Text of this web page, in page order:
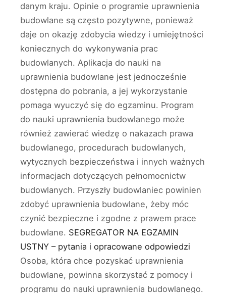
danym kraju. Opinie o programie uprawnienia
budowlane są często pozytywne, ponieważ
daje on okazję zdobycia wiedzy i umiejętności
koniecznych do wykonywania prac
budowlanych. Aplikacja do nauki na
uprawnienia budowlane jest jednocześnie
dostępna do pobrania, a jej wykorzystanie
pomaga wyuczyć się do egzaminu. Program
do nauki uprawnienia budowlanego może
również zawierać wiedzę o nakazach prawa
budowlanego, procedurach budowlanych,
wytycznych bezpieczeństwa i innych ważnych
informacjach dotyczących pełnomocnictw
budowlanych. Przyszły budowlaniec powinien
zdobyć uprawnienia budowlane, żeby móc
czynić bezpieczne i zgodne z prawem prace
budowlane. SEGREGATOR NA EGZAMIN
USTNY – pytania i opracowane odpowiedzi
Osoba, która chce pozyskać uprawnienia
budowlane, powinna skorzystać z pomocy i
programu do nauki uprawnienia budowlanego.